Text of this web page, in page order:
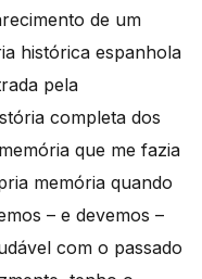
de um
histórica espanhola
pela
completa dos
que me fazia
memória quando
– e devemos –
com o passado